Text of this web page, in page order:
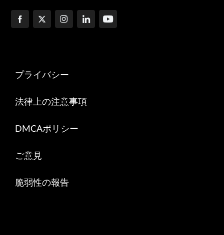
プライバシー
法律上の注意事項
DMCAポリシー
ご意見
脆弱性の報告